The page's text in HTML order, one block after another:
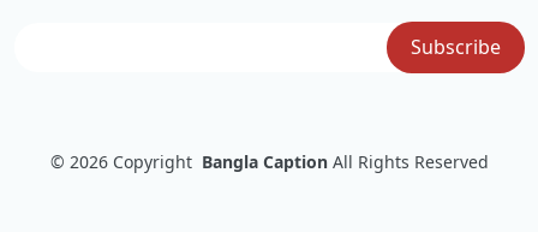
© 2026 Copyright Bangla Caption All Rights Reserved